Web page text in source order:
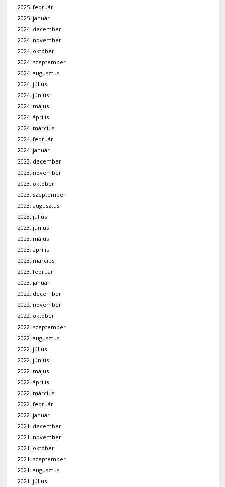
2025. február
2025. január
2024. december
2024. november
2024. október
2024. szeptember
2024. augusztus
2024. július
2024. június
2024. május
2024. április
2024. március
2024. február
2024. január
2023. december
2023. november
2023. október
2023. szeptember
2023. augusztus
2023. július
2023. június
2023. május
2023. április
2023. március
2023. február
2023. január
2022. december
2022. november
2022. október
2022. szeptember
2022. augusztus
2022. július
2022. június
2022. május
2022. április
2022. március
2022. február
2022. január
2021. december
2021. november
2021. október
2021. szeptember
2021. augusztus
2021. július